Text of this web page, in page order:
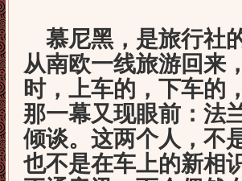
慕尼黑，是旅行社
从南欧一线旅游回来
时，上车的，下车的
那一幕又现眼前：法
倾谈。这两个人，不
也不是在车上的新相